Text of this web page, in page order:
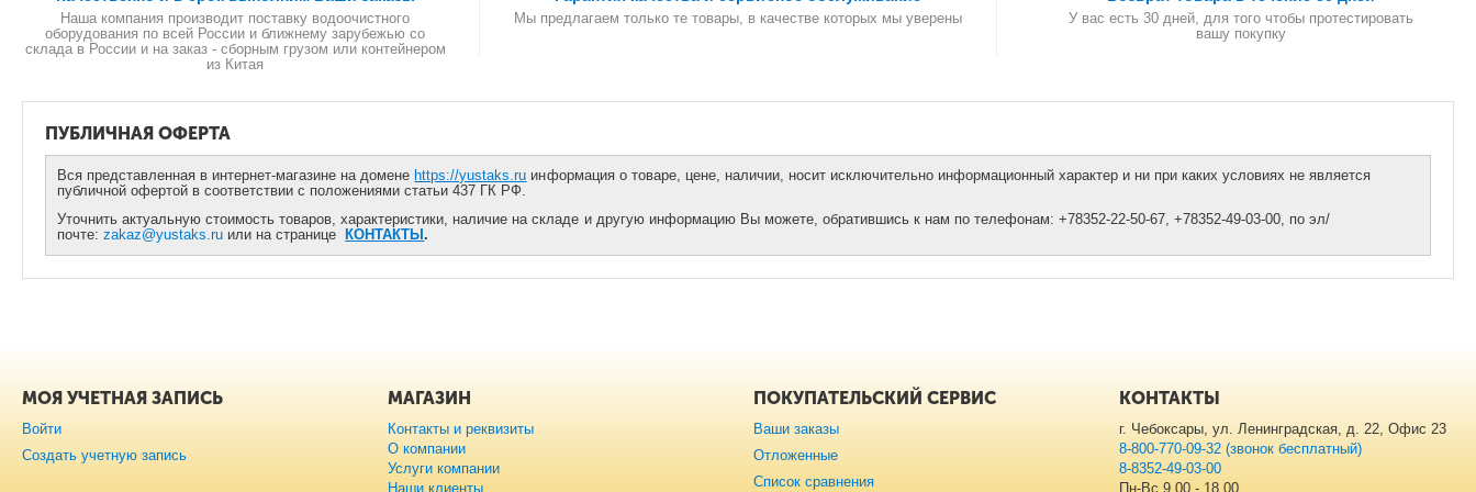
Наша компания производит поставку водоочистного
оборудования по всей России и ближнему зарубежью со
склада в России и на заказ - сборным грузом или контейнером
из Китая
Мы предлагаем только те товары, в качестве которых мы уверены
У вас есть 30 дней, для того чтобы протестировать
вашу покупку
ПУБЛИЧНАЯ ОФЕРТА
Вся представленная в интернет-магазине на домене https://yustaks.ru информация о товаре, цене, наличии, носит исключительно информационный характер и ни при каких условиях не является
публичной офертой в соответствии с положениями статьи 437 ГК РФ.
Уточнить актуальную стоимость товаров, характеристики, наличие на складе и другую информацию Вы можете, обратившись к нам по телефонам: +78352-22-50-67, +78352-49-03-00, по эл/
почте:zakaz@yustaks.ru или на странице КОНТАКТЫ.
МОЯ УЧЕТНАЯ ЗАПИСЬ
Войти
Создать учетную запись
МАГАЗИН
Контакты и реквизиты
О компании
Услуги компании
Наши клиенты
ПОКУПАТЕЛЬСКИЙ СЕРВИС
Ваши заказы
Отложенные
Список сравнения
КОНТАКТЫ
г. Чебоксары, ул. Ленинградская, д. 22, Офис 23
8-800-770-09-32 (звонок бесплатный)
8-8352-49-03-00
Пн-Вс 9.00 - 18.00